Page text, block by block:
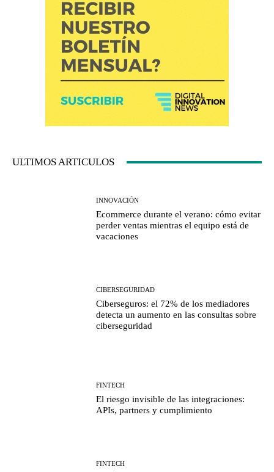
ULTIMOS ARTICULOS
INNOVACIÓN
Ecommerce durante el verano: cómo evitar
perder ventas mientras el equipo está de
vacaciones
CIBERSEGURIDAD
Ciberseguros: el 72% de los mediadores
detecta un aumento en las consultas sobre
ciberseguridad
FINTECH
El riesgo invisible de las integraciones:
APIs, partners y cumplimiento
FINTECH